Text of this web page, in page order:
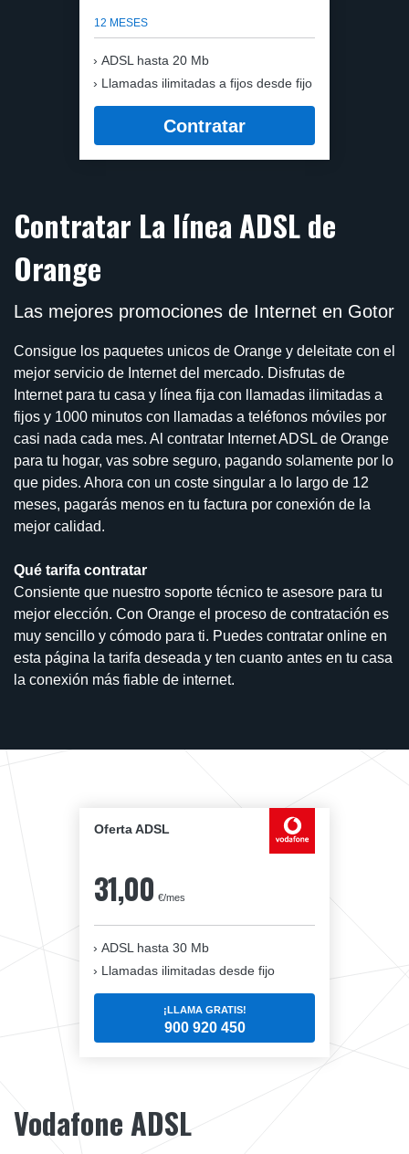
12 MESES
ADSL hasta 20 Mb
Llamadas ilimitadas a fijos desde fijo
Contratar
Contratar La línea ADSL de
Orange
Las mejores promociones de Internet en Gotor
Consigue los paquetes unicos de Orange y deleitate con el
mejor servicio de Internet del mercado. Disfrutas de
Internet para tu casa y línea fija con llamadas ilimitadas a
fijos y 1000 minutos con llamadas a teléfonos móviles por
casi nada cada mes. Al contratar Internet ADSL de Orange
para tu hogar, vas sobre seguro, pagando solamente por lo
que pides. Ahora con un coste singular a lo largo de 12
meses, pagarás menos en tu factura por conexión de la
mejor calidad.
Qué tarifa contratar
Consiente que nuestro soporte técnico te asesore para tu
mejor elección. Con Orange el proceso de contratación es
muy sencillo y cómodo para ti. Puedes contratar online en
esta página la tarifa deseada y ten cuanto antes en tu casa
la conexión más fiable de internet.
Oferta ADSL
31,00 €/mes
ADSL hasta 30 Mb
Llamadas ilimitadas desde fijo
¡LLAMA GRATIS!
900 920 450
Vodafone ADSL